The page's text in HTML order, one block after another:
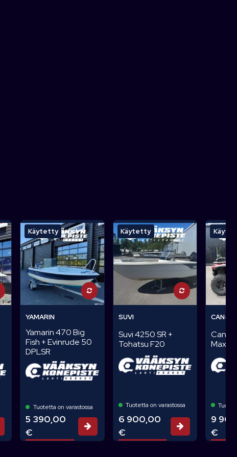
Tarjouspyyntö
Käytetty
YAMARIN
Yamarin 470 Big
Fish + Evinrude 50
DPLSR
Tuotetta on varastossa
5 390,00
€
Tarjouspyyntö
Käytetty
SUVI
Suvi 4250 SR +
Tohatsu F20
Tuotetta on varastossa
6 900,00
€
CAN-
Can-
Max
9
€